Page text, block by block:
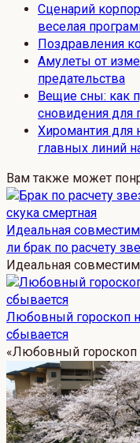
Сценарий
веселая
Поздравления
Амулеты от
предательства
Вещие сны: как
сновидения для
Хиромантия для
главных линий
Вам также может
Идеальная
ли брак по расчету
Идеальная
Любовный гороскоп
сбывается
«Любовный гороскоп